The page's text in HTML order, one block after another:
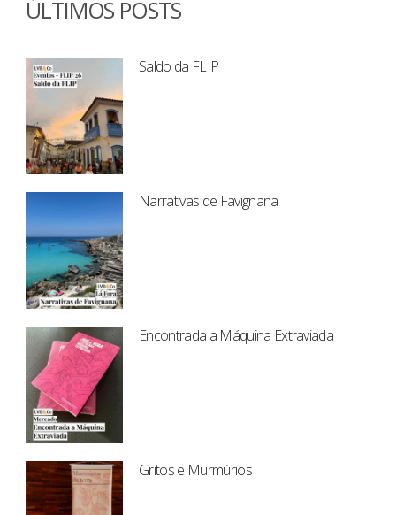
ÚLTIMOS POSTS
Saldo da FLIP
Narrativas de Favignana
Encontrada a Máquina Extraviada
Gritos e Murmúrios